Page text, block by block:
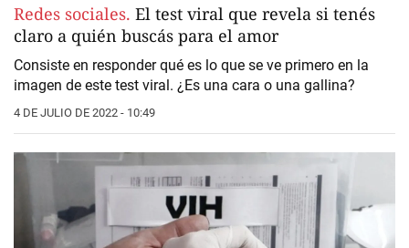
Redes sociales. El test viral que revela si tenés
claro a quién buscás para el amor
Consiste en responder qué es lo que se ve primero en la
imagen de este test viral. ¿Es una cara o una gallina?
4 DE JULIO DE 2022 - 10:49